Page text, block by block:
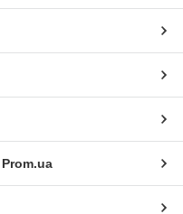
Prom.ua